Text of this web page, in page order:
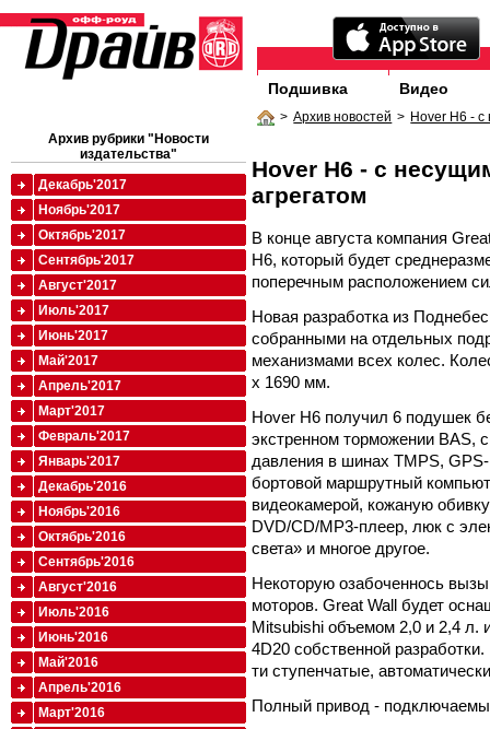
Подшивка Видео
> Архив новостей > Hover H6 -
Hover H6 - с
агрегатом
В конце августа компания
H6, который будет
поперечным расположением
Новая разработка из
собранными на отдельных
механизмами всех колес.
х 1690 мм.
Hover H6 получил 6 подушек
экстренном торможении BAS,
давления в шинах TMPS,
бортовой маршрутный
видеокамерой, кожаную
DVD/CD/MP3-плеер, люк с
света» и многое другое.
Некоторую озабоченнось
моторов. Great Wall будет
Mitsubishi объемом 2,0 и 2,4 л.
4D20 собственной
ти ступенчатые,
Полный привод -
Архив рубрики "Новости
издательства"
Декабрь'2017
Ноябрь'2017
Октябрь'2017
Сентябрь'2017
Август'2017
Июль'2017
Июнь'2017
Май'2017
Апрель'2017
Март'2017
Февраль'2017
Январь'2017
Декабрь'2016
Ноябрь'2016
Октябрь'2016
Сентябрь'2016
Август'2016
Июль'2016
Июнь'2016
Май'2016
Апрель'2016
Март'2016